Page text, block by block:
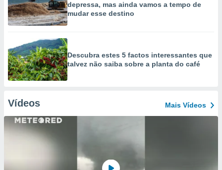
depressa, mas ainda vamos a tempo de
mudar esse destino
Descubra estes 5 factos interessantes que
talvez não saiba sobre a planta do café
Vídeos Mais Vídeos